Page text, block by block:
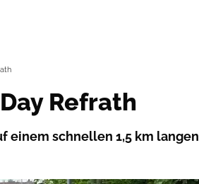
Refrath
einem schnellen 1,5 km langen